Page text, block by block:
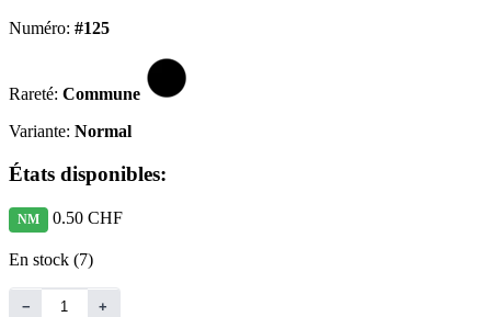
Numéro: #125
Rareté: Commune
Variante: Normal
États disponibles:
NM 0.50 CHF
En stock (7)
− +